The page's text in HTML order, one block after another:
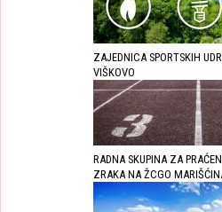
ZAJEDNICA SPORTSKIH
VIŠKOVO
RADNA SKUPINA ZA
ZRAKA NA ŽCGO